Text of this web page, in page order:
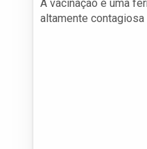
A vacinação é uma
altamente